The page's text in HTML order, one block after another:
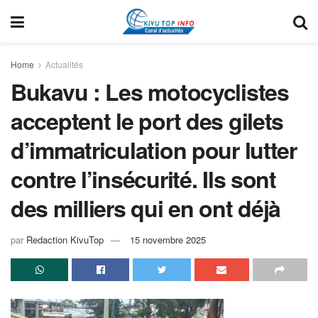
Home Actualités
Bukavu : Les motocyclistes
acceptent le port des gilets
d’immatriculation pour lutter
contre l’insécurité. Ils sont
des milliers qui en ont déjà
par Redaction KivuTop 15 novembre 2025